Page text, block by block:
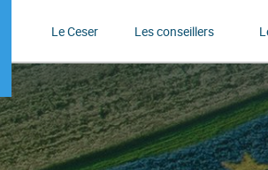
Le Ceser Les conseillers